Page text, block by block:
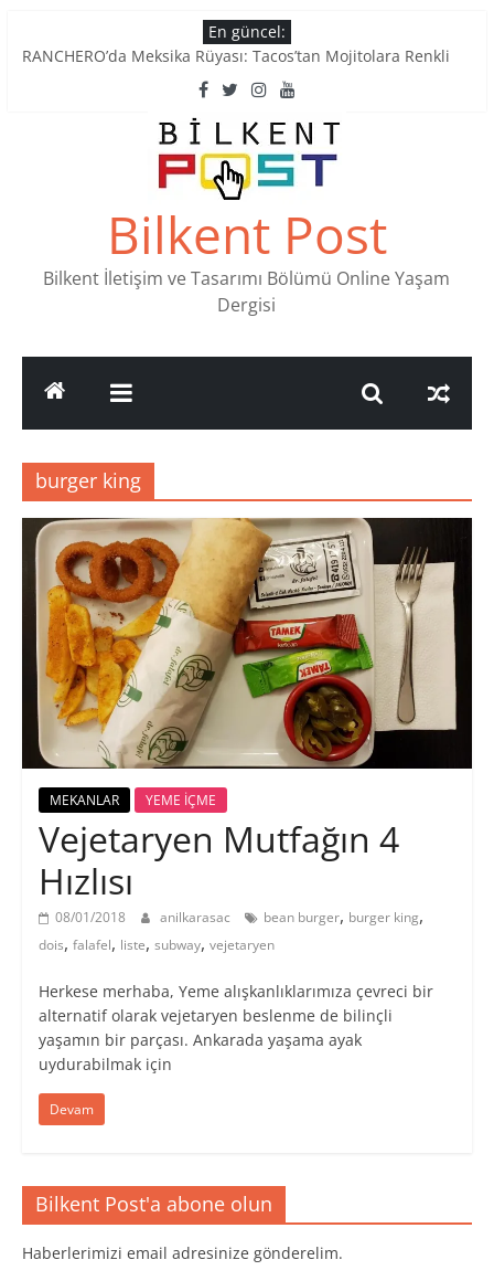
to
En güncel:
RANCHERO’da Meksika Rüyası: Tacos’tan Mojitolara Renkli
Ankara’nın Ruhunu Notalarda Yaşatan 4 Müzik Durağı
Pullardaki tarih: PTT Pul Müzesi
Stamp Collectors Unite: Places to Find Stamps in Ankara
Tatlı Konuşalım: Ankara’nın 4 Köklü Pastanesi
Bilkent Post
Bilkent İletişim ve Tasarımı Bölümü Online Yaşam
Dergisi
burger king
MEKANLAR YEME İÇME
Vejetaryen Mutfağın 4
Hızlısı
08/01/2018 anilkarasac bean burger, burger king,
dois, falafel, liste, subway, vejetaryen
Herkese merhaba, Yeme alışkanlıklarımıza çevreci bir
alternatif olarak vejetaryen beslenme de bilinçli
yaşamın bir parçası. Ankarada yaşama ayak
uydurabilmak için
Devam
Bilkent Post'a abone olun
Haberlerimizi email adresinize gönderelim.